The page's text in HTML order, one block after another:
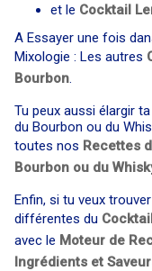
et le Cocktail
A Essayer une fois
Mixologie : Les autres
Bourbon.
Tu peux aussi élargir
du Bourbon ou du
toutes nos Recettes
Bourbon ou du
Enfin, si tu veux
différentes du
avec le Moteur de
Ingrédients et